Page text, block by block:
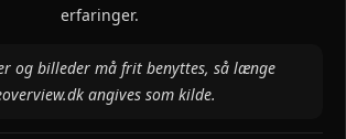
erfaringer.
og billeder må frit benyttes, så længe
angives som kilde.